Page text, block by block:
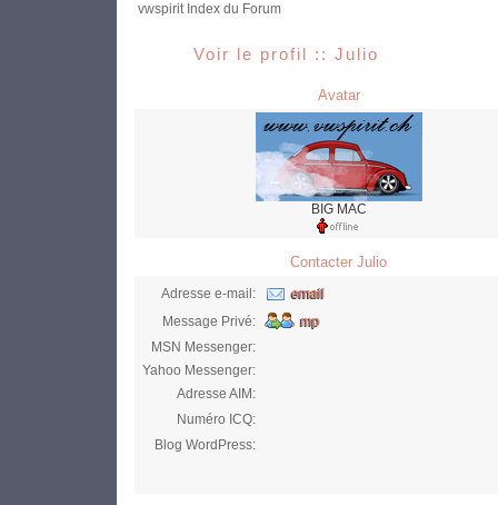
vwspirit Index du Forum
Voir le profil :: Julio
Avatar
BIG MAC
Contacter Julio
Adresse e-mail:
Message Privé:
MSN Messenger:
Yahoo Messenger:
Adresse AIM:
Numéro ICQ:
Blog WordPress: